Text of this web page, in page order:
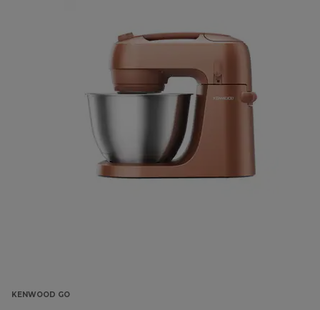
KENWOOD GO